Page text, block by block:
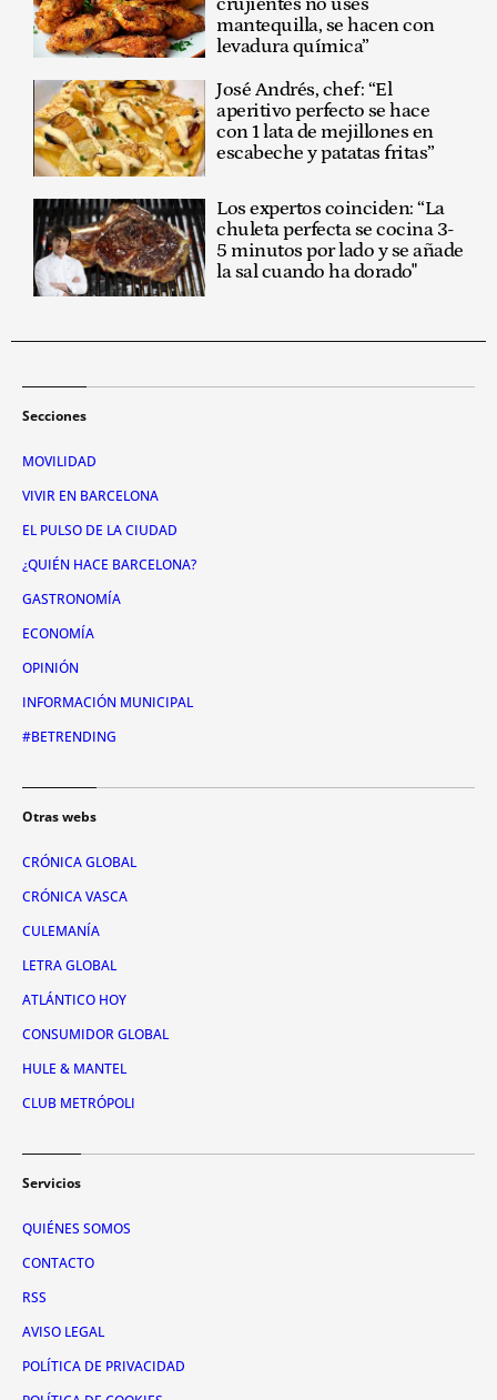
mantequilla, se hacen con
levadura química”
José Andrés, chef: “El
aperitivo perfecto se hace
con 1 lata de mejillones en
escabeche y patatas fritas”
Los expertos coinciden: “La
chuleta perfecta se cocina 3-
5 minutos por lado y se añade
la sal cuando ha dorado"
Secciones
MOVILIDAD
VIVIR EN BARCELONA
EL PULSO DE LA CIUDAD
¿QUIÉN HACE BARCELONA?
GASTRONOMÍA
ECONOMÍA
OPINIÓN
INFORMACIÓN MUNICIPAL
#BETRENDING
Otras webs
CRÓNICA GLOBAL
CRÓNICA VASCA
CULEMANÍA
LETRA GLOBAL
ATLÁNTICO HOY
CONSUMIDOR GLOBAL
HULE & MANTEL
CLUB METRÓPOLI
Servicios
QUIÉNES SOMOS
CONTACTO
RSS
AVISO LEGAL
POLÍTICA DE PRIVACIDAD